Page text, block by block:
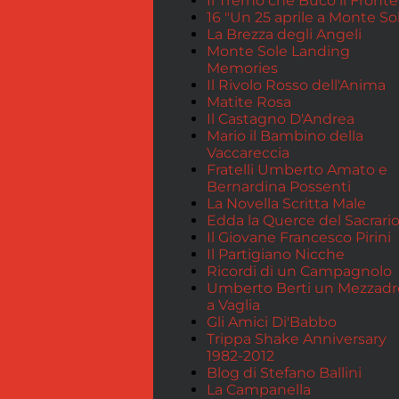
16 "Un 25 aprile a Monte
La Brezza degli Angeli
Monte Sole Landing
Memories
Il Rivolo Rosso dell'Anima
Matite Rosa
Il Castagno D'Andrea
Mario il Bambino della
Vaccareccia
Fratelli Umberto Amato e
Bernardina Possenti
La Novella Scritta Male
Edda la Querce del Sacrario
Il Giovane Francesco Pirini
Il Partigiano Nicche
Ricordi di un Campagnolo
Umberto Berti un
a Vaglia
Gli Amici Di'Babbo
Trippa Shake Anniversary
1982-2012
Blog di Stefano Ballini
La Campanella